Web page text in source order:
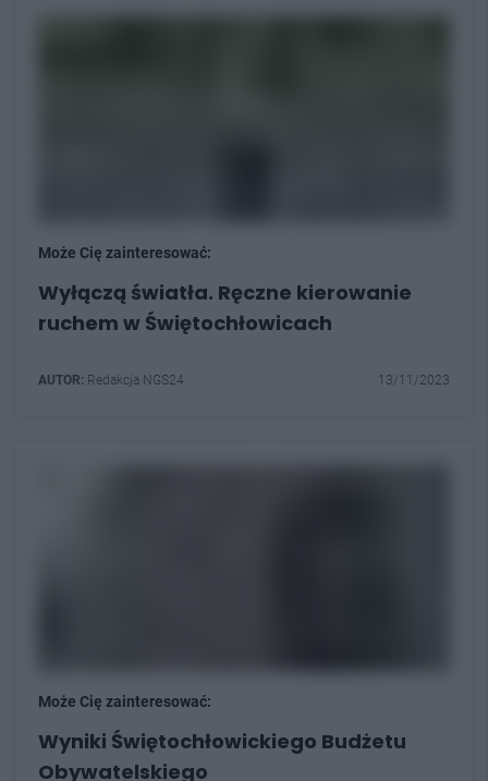
Może Cię zainteresować:
Wyłączą światła. Ręczne kierowanie
ruchem w Świętochłowicach
AUTOR: Redakcja NGS24 13/11/2023
Może Cię zainteresować:
Wyniki Świętochłowickiego Budżetu
Obywatelskiego